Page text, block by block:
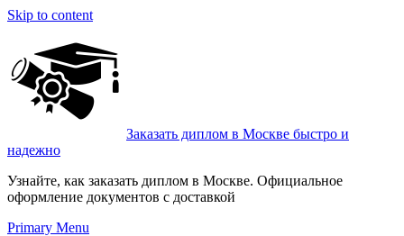
Skip to content
Заказать диплом в Москве быстро и
надежно
Узнайте, как заказать диплом в Москве. Официальное
оформление документов с доставкой
Primary Menu